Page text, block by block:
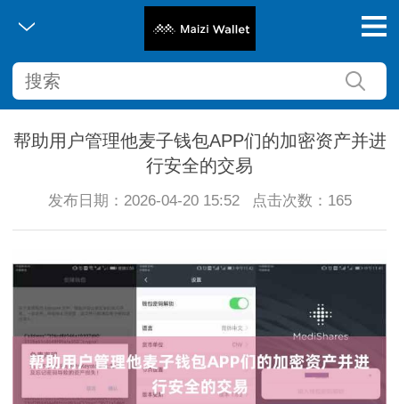
帮助用户管理他麦子钱包APP们的加密资产并进
行安全的交易
发布日期：2026-04-20 15:52 点击次数：165